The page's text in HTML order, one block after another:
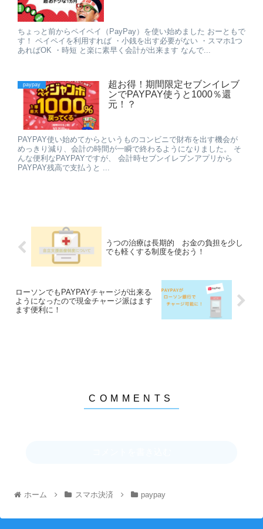
ちょっと前からペイペイ（PayPay）を使い始めました おーともで
す！ ペイペイを利用すれば ・小銭を出す必要がない ・スマホ1つ
あればOK ・時短 と楽に素早く会計が出来ます なんで...
paypay
超お得！期間限定セブンイレブ
ンでPAYPAY使うと1000％還
元！？
PAYPAY使い始めてからというものコンビニで財布を出す機会が
めっきり減り、会計の時間が一瞬で終わるようになりました。 そ
んな便利なPAYPAYですが、 会計時セブンイレブンアプリから
PAYPAY残高で支払うと ...
うつの治療は長期的 お金の負担を少し
でも軽くする制度を使おう！
ローソンでもPAYPAYチャージが出来る
ようになったので現金チャージ派はます
ます便利に！
ホーム スマホ決済 paypay